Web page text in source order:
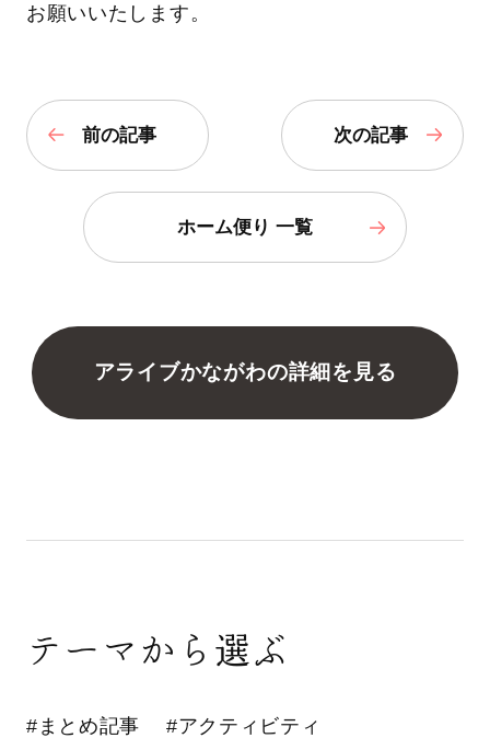
お願いいたします。
前の記事 次の記事
ホーム便り 一覧
アライブかながわの詳細を見る
テーマから選ぶ
#まとめ記事 #アクティビティ